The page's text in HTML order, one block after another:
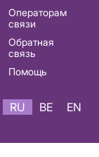
Операторам
связи
Обратная
связь
Помощь
RU BE EN